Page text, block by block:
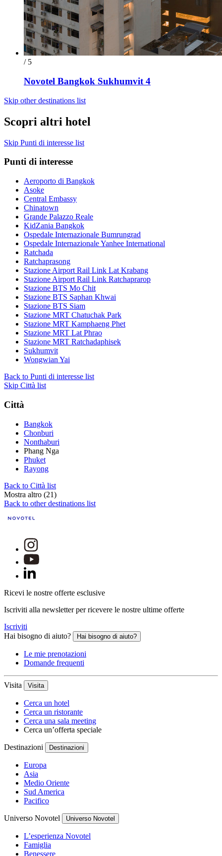
/ 5
Novotel Bangkok Sukhumvit 4
Skip other destinations list
Scopri altri hotel
Skip Punti di interesse list
Punti di interesse
Aeroporto di Bangkok
Asoke
Central Embassy
Chinatown
Grande Palazzo Reale
KidZania Bangkok
Ospedale Internazionale Bumrungrad
Ospedale Internazionale Yanhee International
Ratchada
Ratchaprasong
Stazione Airport Rail Link Lat Krabang
Stazione Airport Rail Link Ratchaprarop
Stazione BTS Mo Chit
Stazione BTS Saphan Khwai
Stazione BTS Siam
Stazione MRT Chatuchak Park
Stazione MRT Kamphaeng Phet
Stazione MRT Lat Phrao
Stazione MRT Ratchadaphisek
Sukhumvit
Wongwian Yai
Back to Punti di interesse list
Skip Città list
Città
Bangkok
Chonburi
Nonthaburi
Phang Nga
Phuket
Rayong
Back to Città list
Mostra altro (21)
Back to other destinations list
Ricevi le nostre offerte esclusive
Iscriviti alla newsletter per ricevere le nostre ultime offerte
Iscriviti
Hai bisogno di aiuto?
Hai bisogno di aiuto?
Le mie prenotazioni
Domande frequenti
Visita Visita
Cerca un hotel
Cerca un ristorante
Cerca una sala meeting
Cerca un’offerta speciale
Destinazioni Destinazioni
Europa
Asia
Medio Oriente
Sud America
Pacifico
Universo Novotel Universo Novotel
L’esperienza Novotel
Famiglia
Benessere